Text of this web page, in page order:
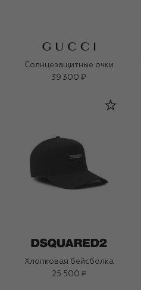
Солнцезащитные очки
39 300 ₽
Хлопковая бейсболка
25 500 ₽